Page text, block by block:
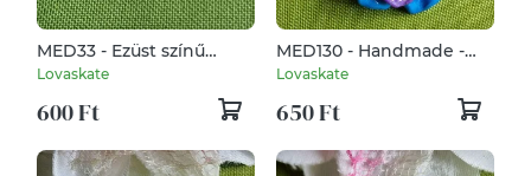
MED33 - Ezüst színű
szabó-varró medál
Lovaskate
600 Ft
MED130 - Handmade -
Csillogó rózsa medál
Lovaskate
650 Ft